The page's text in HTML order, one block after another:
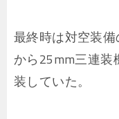
最終時は対空装
から25mm三連
装していた。